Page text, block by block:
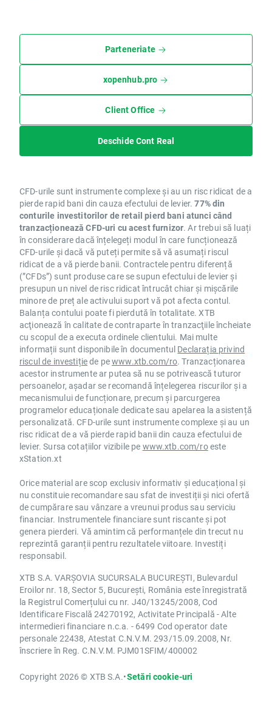
Parteneriate
xopenhub.pro
Client Office
Deschide Cont Real
CFD-urile sunt instrumente complexe și au un risc ridicat de a
pierde rapid bani din cauza efectului de levier.77% din
conturile investitorilor de retail pierd bani atunci când
tranzacționează CFD-uri cu acest furnizor. Ar trebui să luați
în considerare dacă înțelegeți modul în care funcționează
CFD-urile și dacă vă puteți permite să vă asumați riscul
ridicat de a vă pierde banii. Contractele pentru diferență
(”CFDs”) sunt produse care se supun efectului de levier și
presupun un nivel de risc ridicat întrucât chiar și mișcările
minore de preț ale activului suport vă pot afecta contul.
Balanța contului poate fi pierdută în totalitate. XTB
acţionează în calitate de contraparte în tranzacţiile încheiate
cu scopul de a executa ordinele clientului. Mai multe
informații sunt disponibile în documentul Declarația privind
riscul de investițiede pewww.xtb.com/ro. Tranzacționarea
acestor instrumente ar putea să nu se potrivească tuturor
persoanelor, așadar se recomandă înțelegerea riscurilor și a
mecanismului de funcționare, precum și parcurgerea
programelor educaționale dedicate sau apelarea la asistență
personalizată. CFD-urile sunt instrumente complexe și au un
risc ridicat de a vă pierde rapid banii din cauza efectului de
levier. Sursa cotațiilor vizibile pe www.xtb.com/roeste
xStation.xt
Orice material are scop exclusiv informativ și educațional și
nu constituie recomandare sau sfat de investiții și nici ofertă
de cumpărare sau vânzare a vreunui produs sau serviciu
financiar. Instrumentele financiare sunt riscante și pot
genera pierderi. Vă amintim că performanțele din trecut nu
reprezintă garanții pentru rezultatele viitoare. Investiți
responsabil.
XTB S.A. VARȘOVIA SUCURSALA BUCUREȘTI, Bulevardul
Eroilor nr. 18, Sector 5, București, România este înregistrată
la Registrul Comerțului cu nr. J40/13245/2008, Cod
Identificare Fiscală 24270192, Activitate Principală - Alte
intermedieri financiare n.c.a. - 6499 Cod operator date
personale 22438, Atestat C.N.V.M. 293/15.09.2008, Nr.
înscriere în Reg. C.N.V.M. PJM01SFIM/400002
Copyright 2026 © XTB S.A.•Setări cookie-uri